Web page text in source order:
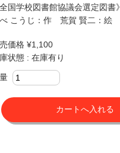
全国学校図書館協議会選定図書》
こうじ：作 荒賀 賢二：絵
価格 ¥1,100
状態 : 在庫有り